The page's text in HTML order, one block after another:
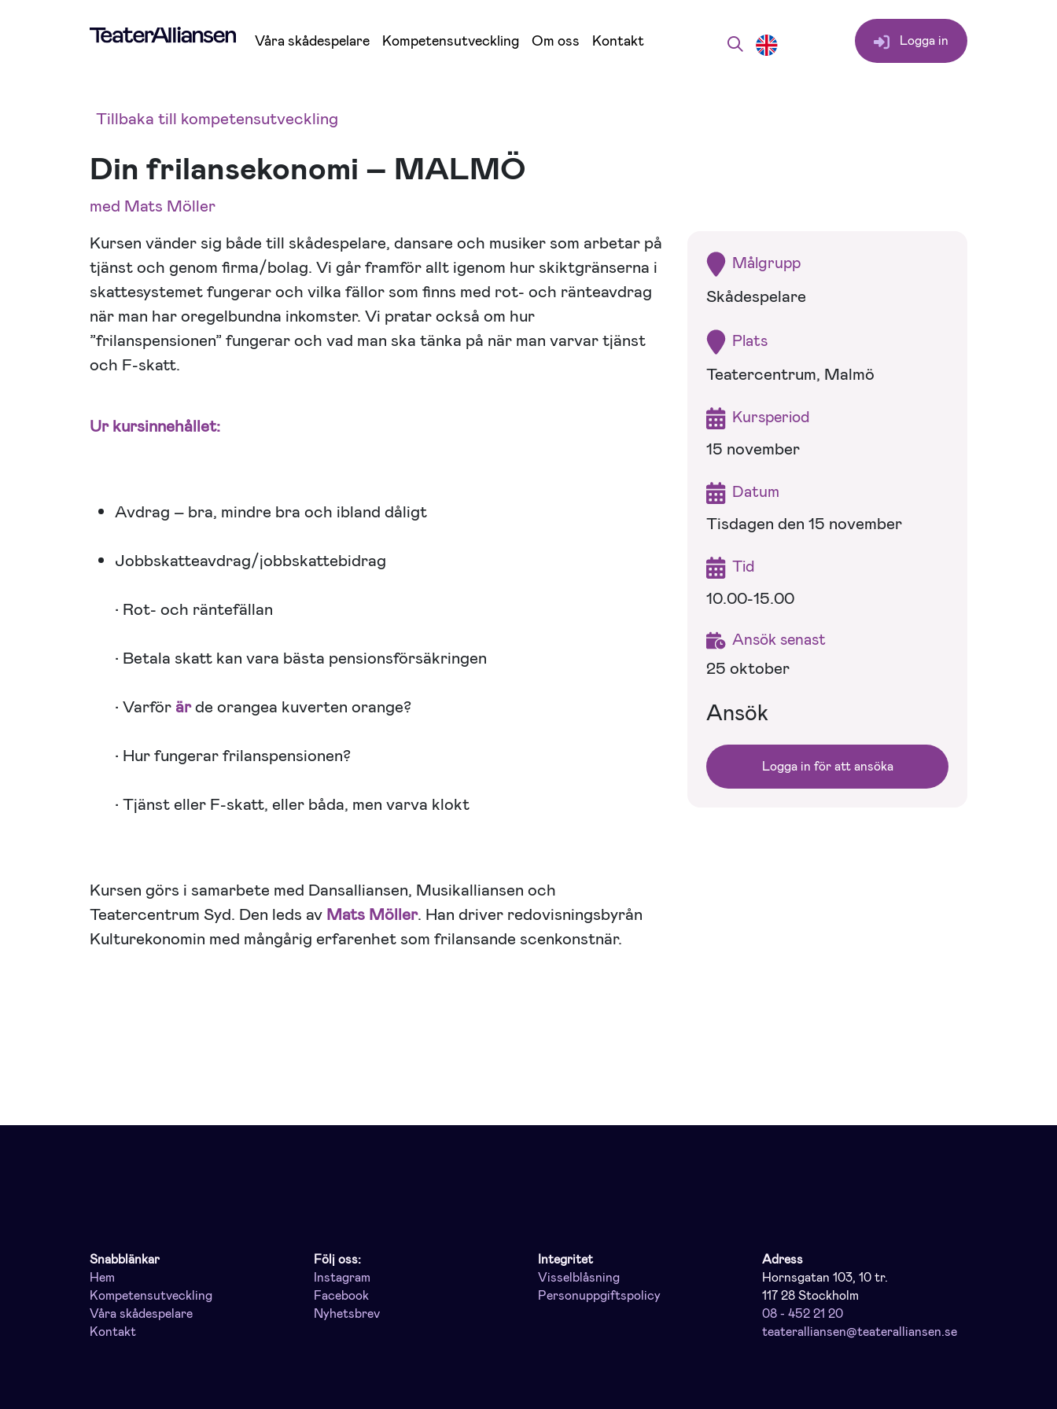
Våra skådespelare Kompetensutveckling Om oss Kontakt Logga in
Tillbaka till kompetensutveckling
Din frilansekonomi – MALMÖ
med Mats Möller
Kursen vänder sig både till skådespelare, dansare och musiker som arbetar på
tjänst och genom firma/bolag. Vi går framför allt igenom hur skiktgränserna i
skattesystemet fungerar och vilka fällor som finns med rot- och ränteavdrag
när man har oregelbundna inkomster. Vi pratar också om hur
”frilanspensionen” fungerar och vad man ska tänka på när man varvar tjänst
och F-skatt.
Ur kursinnehållet:
Avdrag – bra, mindre bra och ibland dåligt
Jobbskatteavdrag/jobbskattebidrag
• Rot- och räntefällan
• Betala skatt kan vara bästa pensionsförsäkringen
• Varför ärde orangea kuverten orange?
• Hur fungerar frilanspensionen?
• Tjänst eller F-skatt, eller båda, men varva klokt
Kursen görs i samarbete med Dansalliansen, Musikalliansen och
Teatercentrum Syd. Den leds av Mats Möller. Han driver redovisningsbyrån
Kulturekonomin med mångårig erfarenhet som frilansande scenkonstnär.
Målgrupp
Skådespelare
Plats
Teatercentrum, Malmö
Kursperiod
15 november
Datum
Tisdagen den 15 november
Tid
10.00-15.00
Ansök senast
25 oktober
Ansök
Logga in för att ansöka
Snabblänkar
Hem
Kompetensutveckling
Våra skådespelare
Kontakt
Följ oss:
Instagram
Facebook
Nyhetsbrev
Integritet
Visselblåsning
Personuppgiftspolicy
Adress
Hornsgatan 103, 10 tr.
117 28 Stockholm
08 - 452 21 20
teateralliansen@teateralliansen.se